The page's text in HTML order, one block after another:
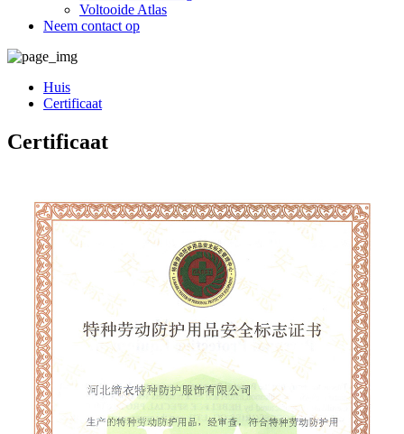
Voltooide Atlas
Neem contact op
Huis
Certificaat
Certificaat